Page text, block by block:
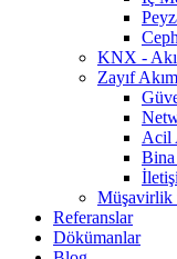
KNX -
Zayıf
Acil
Müşavirlik
Referanslar
Dökümanlar